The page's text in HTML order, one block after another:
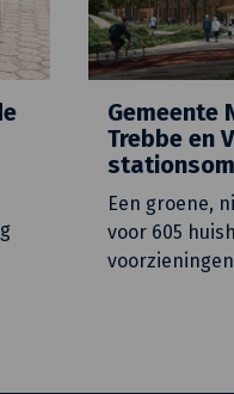
Gemeente
Trebbe en
Een groene,
voor 605